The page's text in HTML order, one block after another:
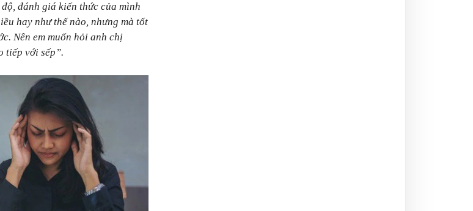
đánh giá kiến thức của mình
hay như thế nào, nhưng mà tốt
Nên em muốn hỏi anh chị
tiếp với sếp”.